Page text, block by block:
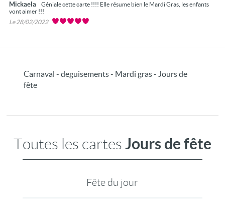
Mickaela
Géniale cette carte !!!! Elle résume bien le Mardi Gras, les enfants
vont aimer !!!
Le 28/02/2022
Carnaval - deguisements - Mardi gras - Jours de
fête
Toutes les cartes Jours de fête
Fête du jour